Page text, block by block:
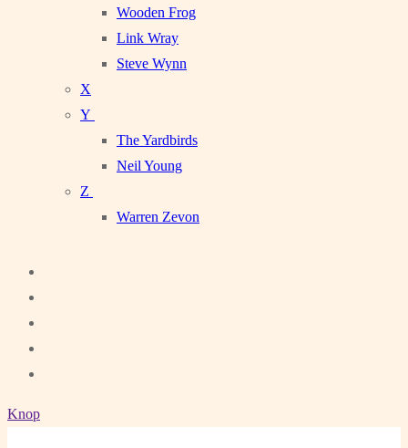
Wooden Frog
Link Wray
Steve Wynn
X
Y
The Yardbirds
Neil Young
Z
Warren Zevon
Knop